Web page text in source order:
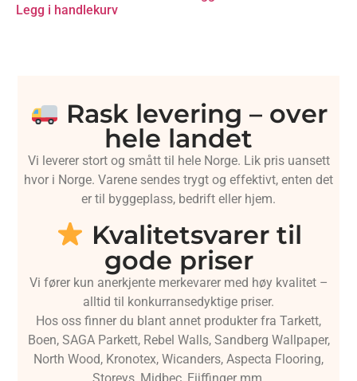
Legg i handlekurv
Rask levering – over
hele landet
Vi leverer stort og smått til hele Norge. Lik pris uansett
hvor i Norge. Varene sendes trygt og effektivt, enten det
er til byggeplass, bedrift eller hjem.
Kvalitetsvarer til
gode priser
Vi fører kun anerkjente merkevarer med høy kvalitet –
alltid til konkurransedyktige priser.
Hos oss finner du blant annet produkter fra Tarkett,
Boen, SAGA Parkett, Rebel Walls, Sandberg Wallpaper,
North Wood, Kronotex, Wicanders, Aspecta Flooring,
Storeys, Midbec, Eijffinger mm.